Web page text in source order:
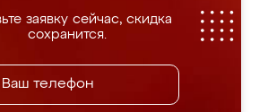
заявку сейчас, скидка
сохранится.